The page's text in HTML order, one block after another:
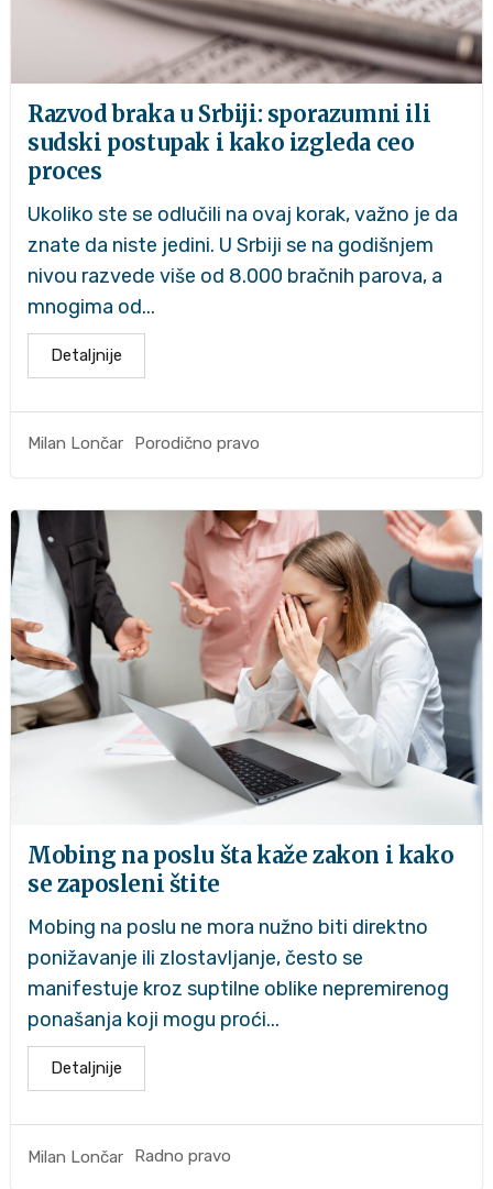
Razvod braka u Srbiji: sporazumni ili
sudski postupak i kako izgleda ceo
proces
Milan Lončar Porodično pravo
Ukoliko ste se odlučili na ovaj korak, važno je da
znate da niste jedini. U Srbiji se na godišnjem
nivou razvede više od 8.000 bračnih parova, a
mnogima od...
Detaljnije
Mobing na poslu šta kaže zakon i kako
se zaposleni štite
Milan Lončar Radno pravo
Mobing na poslu ne mora nužno biti direktno
ponižavanje ili zlostavljanje, često se
manifestuje kroz suptilne oblike nepremirenog
ponašanja koji mogu proći...
Detaljnije